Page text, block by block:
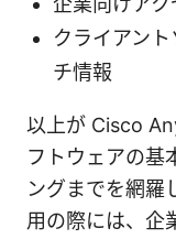
クライアン
チ情報
以上が Cisco
フトウェアの基
ングまでを網羅
用の際には、企